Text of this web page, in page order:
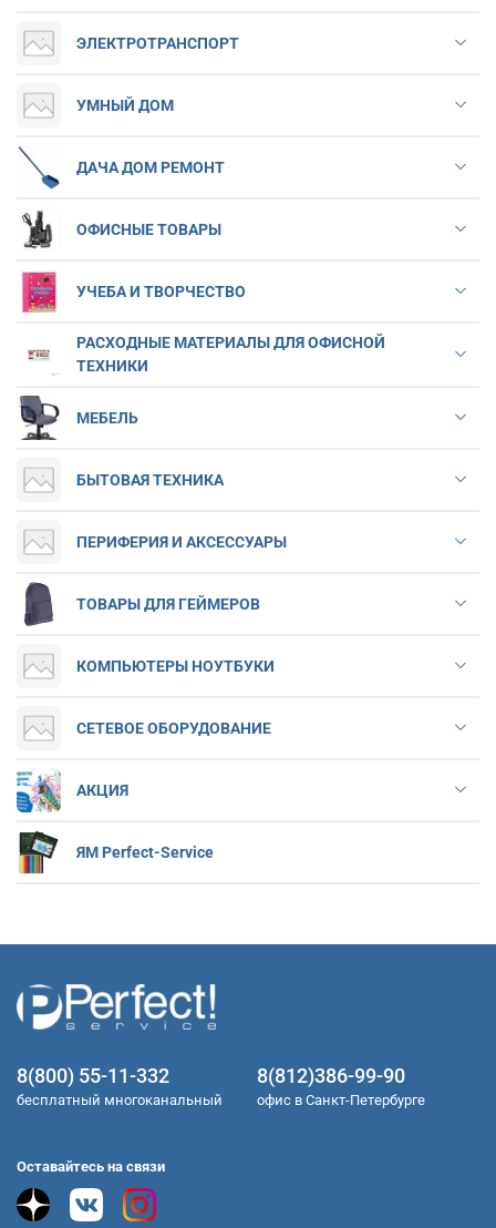
ЭЛЕКТРОТРАНСПОРТ
УМНЫЙ ДОМ
ДАЧА ДОМ РЕМОНТ
ОФИСНЫЕ ТОВАРЫ
УЧЕБА И ТВОРЧЕСТВО
РАСХОДНЫЕ МАТЕРИАЛЫ ДЛЯ ОФИСНОЙ
ТЕХНИКИ
МЕБЕЛЬ
БЫТОВАЯ ТЕХНИКА
ПЕРИФЕРИЯ И АКСЕССУАРЫ
ТОВАРЫ ДЛЯ ГЕЙМЕРОВ
КОМПЬЮТЕРЫ НОУТБУКИ
СЕТЕВОЕ ОБОРУДОВАНИЕ
АКЦИЯ
ЯМ Perfect-Service
8(800) 55-11-332
бесплатный многоканальный
8(812)386-99-90
офис в Санкт-Петербурге
Оставайтесь на связи